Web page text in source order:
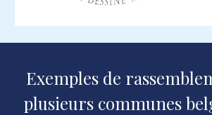
Exemples de
plusieurs communes